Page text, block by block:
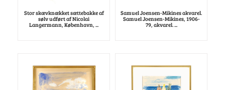
Stor skævknækket sættebakke af
sølv udført af Nicolai
Langermann, København, ...
Samuel Joensen-Mikines akvarel.
Samuel Joensen-Mikines, 1906-
79, akvarel. ...